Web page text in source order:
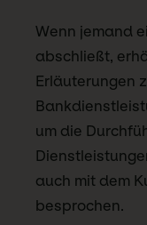
Wenn jemand
abschließt,
Erläuterungen
um die
auch mit dem
besprochen.